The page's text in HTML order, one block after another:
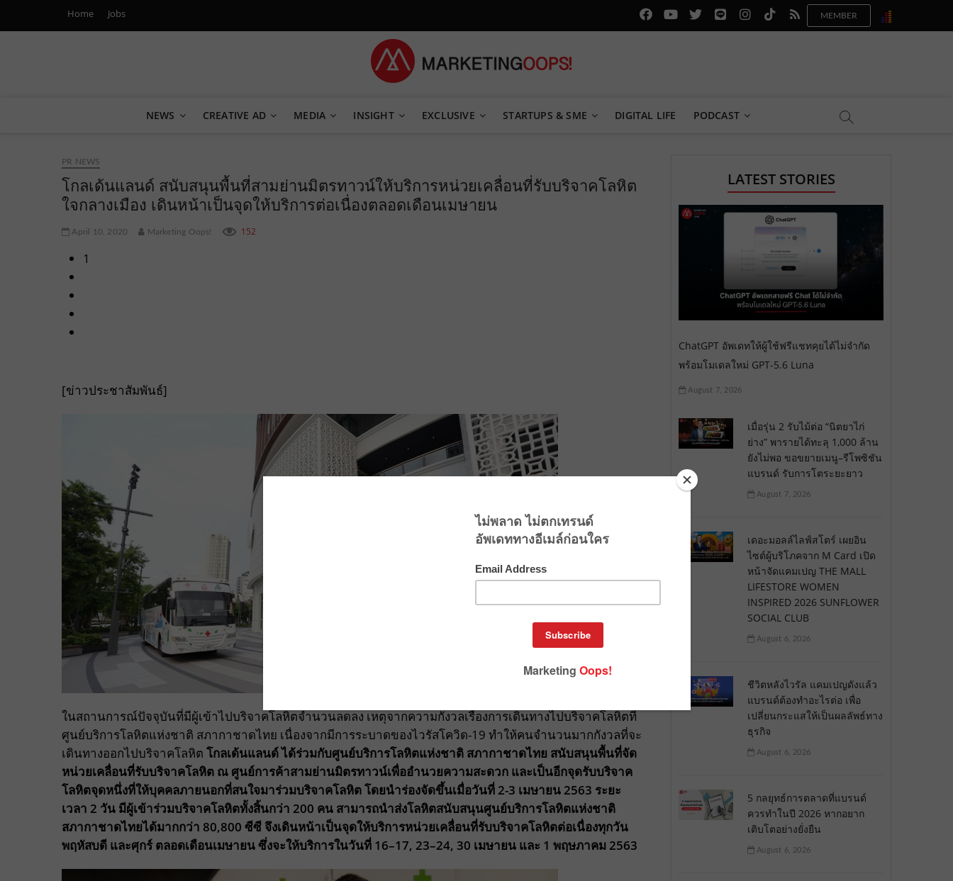
Home Jobs
f
b
y
c
x
m
l
.
i
a
m
o
m
t
c
o
m
r
Marketing Oops!
NEWS CREATIVE AD MEDIA INSIGHT EXCLUSIVE STARTUPS & SME DIGITAL LIFE PODCAST
PR NEWS
โกลเด้นแลนด์ สนับสนุนพื้นที่สามย่านมิตรทาวน์ให้บริการหน่วยเคลื่อนที่รับบริจาคโลหิต
ใจกลางเมือง เดินหน้าเป็นจุดให้บริการต่อเนื่องตลอดเดือนเมษายน
April 10, 2020 Marketing Oops! 152
1
[ข่าวประชาสัมพันธ์]
ในสถานการณ์ปัจจุบันที่มีผู้เข้าไปบริจาคโลหิตจำนวนลดลง เหตุจากความกังวลเรื่องการเดินทางไปบริจาคโลหิตที่
ศูนย์บริการโลหิตแห่งชาติ สภากาชาดไทย เนื่องจากมีการระบาดของไวรัสโควิด-19 ทำให้คนจำนวนมากกังวลที่จะ
เดินทางออกไปบริจาคโลหิต โกลเด้นแลนด์ ได้ร่วมกับศูนย์บริการโลหิตแห่งชาติ สภากาชาดไทย สนับสนุนพื้นที่จัด
หน่วยเคลื่อนที่รับบริจาคโลหิต ณ ศูนย์การค้าสามย่านมิตรทาวน์เพื่ออำนวยความสะดวก และเป็นอีกจุดรับบริจาค
โลหิตจุดหนึ่งที่ให้บุคคลภายนอกที่สนใจมาร่วมบริจาคโลหิต โดยนำร่องจัดขึ้นเมื่อวันที่ 2-3 เมษายน 2563 ระยะ
เวลา 2 วัน มีผู้เข้าร่วมบริจาคโลหิตทั้งสิ้นกว่า 200 คน สามารถนำส่งโลหิตสนับสนุนศูนย์บริการโลหิตแห่งชาติ
สภากาชาดไทยได้มากกว่า 80,800 ซีซี จึงเดินหน้าเป็นจุดให้บริการหน่วยเคลื่อนที่รับบริจาคโลหิตต่อเนื่องทุกวัน
พฤหัสบดี และศุกร์ ตลอดเดือนเมษายน ซึ่งจะให้บริการในวันที่ 16–17, 23–24, 30 เมษายน และ 1 พฤษภาคม 2563
LATEST STORIES
ChatGPT อัพเดทให้ผู้ใช้ฟรีแชทคุยได้ไม่จำกัด
พร้อมโมเดลใหม่ GPT-5.6 Luna
August 7, 2026
เมื่อรุ่น 2 รับไม้ต่อ “นิตยาไก่
ย่าง” พารายได้ทะลุ 1,000 ล้าน
ยังไม่พอ ขอขยายเมนู–รีโพซิชัน
แบรนด์ รับการโตระยะยาว
August 7, 2026
เดอะมอลล์ไลฟ์สโตร์ เผยอิน
ไซต์ผู้บริโภคจาก M Card เปิด
หน้าจัดแคมเปญ THE MALL
LIFESTORE WOMEN
INSPIRED 2026 SUNFLOWER
SOCIAL CLUB
August 6, 2026
ชีวิตหลังไวรัล แคมเปญดังแล้ว
แบรนด์ต้องทำอะไรต่อ เพื่อ
เปลี่ยนกระแสให้เป็นผลลัพธ์ทาง
ธุรกิจ
August 6, 2026
5 กลยุทธ์การตลาดที่แบรนด์
ควรทำในปี 2026 หากอยาก
เติบโตอย่างยั่งยืน
August 6, 2026